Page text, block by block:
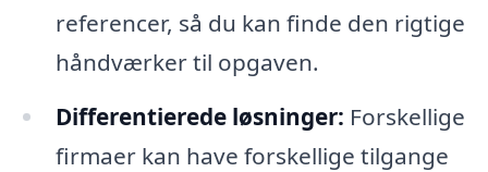
referencer, så du kan finde den rigtige
håndværker til opgaven.
Differentierede løsninger: Forskellige
firmaer kan have forskellige tilgange